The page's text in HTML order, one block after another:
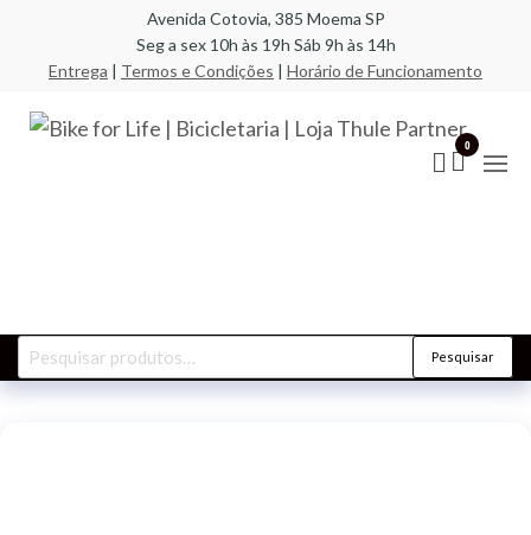
conteúdo
Avenida Cotovia, 385 Moema SP
Seg a sex 10h às 19h Sáb 9h às 14h
Entrega | Termos e Condições | Horário de Funcionamento
em
0
Pesquisar
por:
Pesquisar